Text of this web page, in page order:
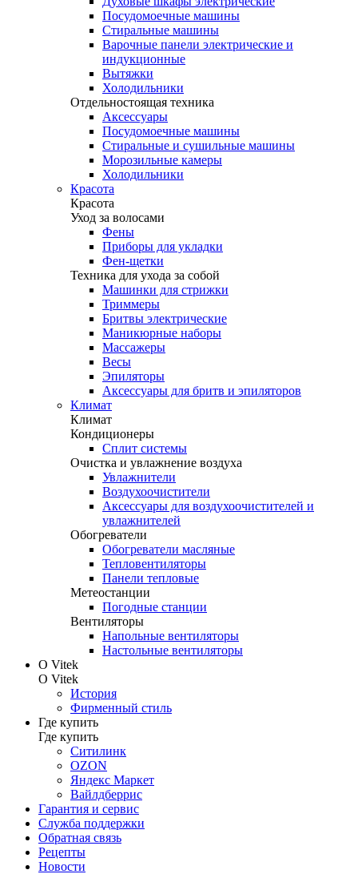
Посудомоечные машины
Стиральные машины
Варочные панели электрические и
индукционные
Вытяжки
Холодильники
Отдельностоящая техника
Аксессуары
Посудомоечные машины
Стиральные и сушильные машины
Морозильные камеры
Холодильники
Красота
Красота
Уход за волосами
Фены
Приборы для укладки
Фен-щетки
Техника для ухода за собой
Машинки для стрижки
Триммеры
Бритвы электрические
Маникюрные наборы
Массажеры
Весы
Эпиляторы
Аксессуары для бритв и эпиляторов
Климат
Климат
Кондиционеры
Сплит системы
Очистка и увлажнение воздуха
Увлажнители
Воздухоочистители
Аксессуары для воздухоочистителей и
увлажнителей
Обогреватели
Обогреватели масляные
Тепловентиляторы
Панели тепловые
Метеостанции
Погодные станции
Вентиляторы
Напольные вентиляторы
Настольные вентиляторы
О Vitek
О Vitek
История
Фирменный стиль
Где купить
Где купить
Ситилинк
OZON
Яндекс Маркет
Вайлдберрис
Гарантия и сервис
Служба поддержки
Обратная связь
Рецепты
Новости